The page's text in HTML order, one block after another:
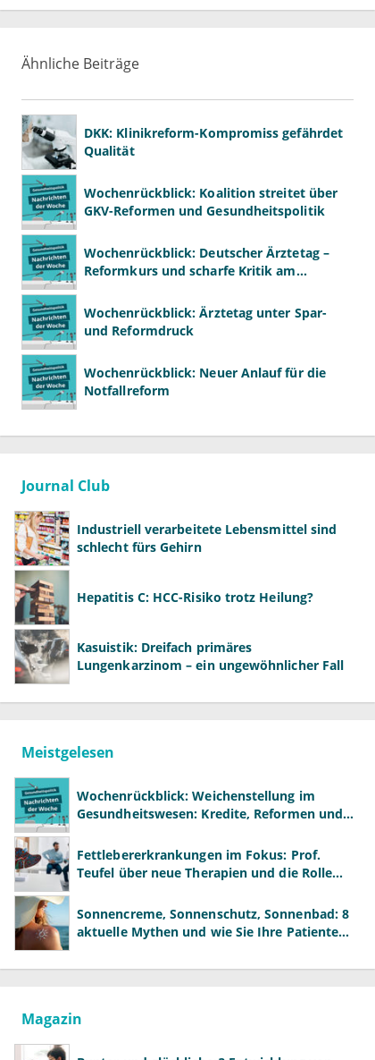
Ähnliche Beiträge
DKK: Klinikreform-Kompromiss gefährdet
Qualität
Wochenrückblick: Koalition streitet über
GKV-Reformen und Gesundheitspolitik
Wochenrückblick: Deutscher Ärztetag –
Reformkurs und scharfe Kritik am
Wochenrückblick: Ärztetag unter Spar-
und Reformdruck
Wochenrückblick: Neuer Anlauf für die
Notfallreform
Journal Club
Industriell verarbeitete Lebensmittel sind
schlecht fürs Gehirn
Hepatitis C: HCC-Risiko trotz Heilung?
Kasuistik: Dreifach primäres
Lungenkarzinom – ein ungewöhnlicher Fall
Meistgelesen
Wochenrückblick: Weichenstellung im
Gesundheitswesen: Kredite, Reformen und
Fettlebererkrankungen im Fokus: Prof.
Teufel über neue Therapien und die Rolle
Sonnencreme, Sonnenschutz, Sonnenbad: 8
aktuelle Mythen und wie Sie Ihre Patienten
Magazin